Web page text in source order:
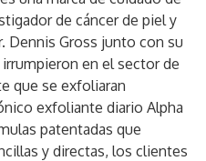
de cáncer de piel y
Dennis Gross junto con su
en el sector de
que se exfoliaran
exfoliante diario Alpha
patentadas que
y directas, los clientes